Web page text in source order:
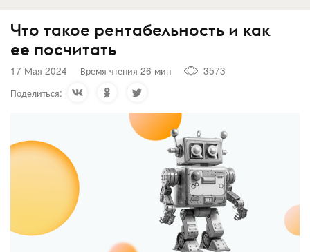
Что такое рентабельность и как
ее посчитать
17 Мая 2024 Время чтения 26 мин
3573
Поделиться: